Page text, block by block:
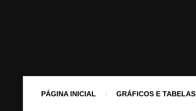
PÁGINA INICIAL GRÁFICOS E TABELAS